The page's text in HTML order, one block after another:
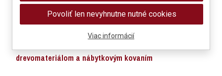
drevomateriálom a nábytkovým kovaním
Povoliť len nevyhnutne nutné cookies
Viac informácií